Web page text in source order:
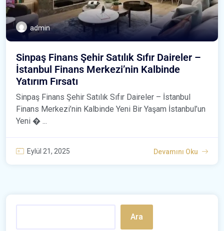
admin
Sinpaş Finans Şehir Satılık Sıfır Daireler –
İstanbul Finans Merkezi’nin Kalbinde
Yatırım Fırsatı
Sinpaş Finans Şehir Satılık Sıfır Daireler – İstanbul
Finans Merkezi’nin Kalbinde Yeni Bir Yaşam İstanbul’un
Yeni � ...
Eylül 21, 2025 Devamını Oku
Ara